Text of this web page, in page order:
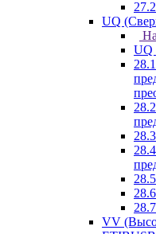
UQ
UQ
VV